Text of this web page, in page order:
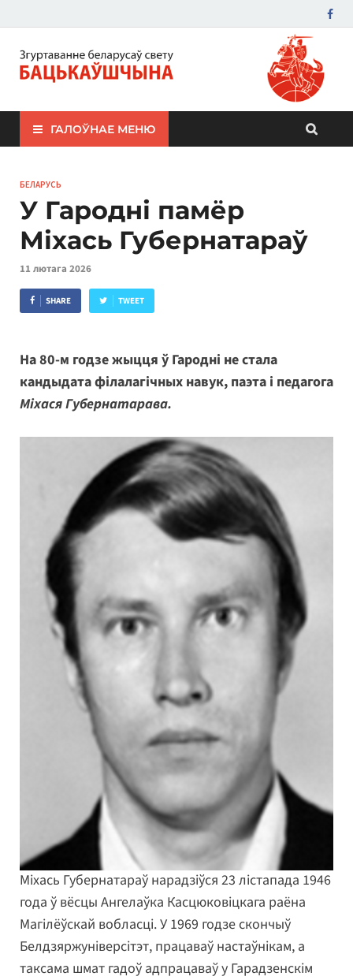
ЗБС "Бацькаўшчына"
ГАЛОЎНАЕ МЕНЮ
БЕЛАРУСЬ
У Гародні памёр
Міхась Губернатараў
11 лютага 2026
SHARE TWEET
На 80-м годзе жыцця ў Гародні не стала
кандыдата філалагічных навук, паэта і педагога
Міхася Губернатарава.
Міхась Губернатараў нарадзіўся 23 лістапада 1946
года ў вёсцы Ангелаўка Касцюковіцкага раёна
Магілёўскай вобласці. У 1969 годзе скончыў
Белдзяржуніверсітэт, працаваў настаўнікам, а
таксама шмат гадоў адпрацаваў у Гарадзенскім